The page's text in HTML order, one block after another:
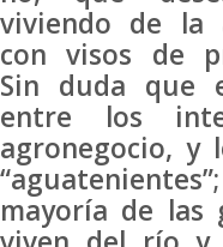
viviendo de la
con visos de
Sin duda que
entre los
agronegocio, y
mayoría de las